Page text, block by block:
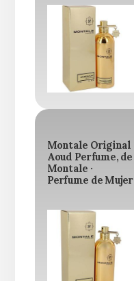
Montale Original
Aoud Perfume, de
Montale ·
Perfume de Mujer